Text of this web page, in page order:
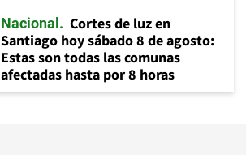
Nacional
Cortes de luz en
Santiago hoy sábado 8 de agosto:
Estas son todas las comunas
afectadas hasta por 8 horas